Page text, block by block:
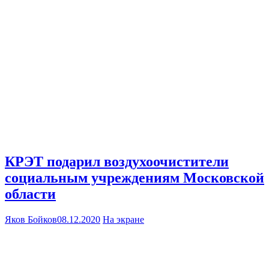
КРЭТ подарил воздухоочистители
социальным учреждениям Московской
области
Яков Бойков08.12.2020 На экране